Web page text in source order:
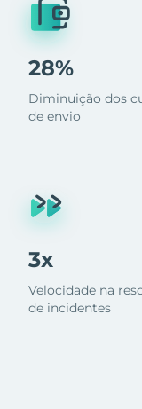
28%
Diminuição dos
de envio
3x
Velocidade na
de incidentes